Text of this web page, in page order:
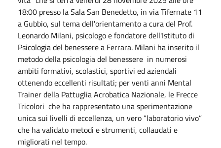
18:00 presso la Sala San Benedetto, in via Tifernate 11
a Gubbio, sul tema dell'orientamento a cura del Prof.
Leonardo Milani, psicologo e fondatore dell'Istituto di
Psicologia del benessere a Ferrara. Milani ha inserito il
metodo della psicologia del benessere in numerosi
ambiti formativi, scolastici, sportivi ed aziendali
ottenendo eccellenti risultati; per venti anni Mental
Trainer della Pattuglia Acrobatica Nazionale, le Frecce
Tricolori che ha rappresentato una sperimentazione
unica sui livelli di eccellenza, un vero “laboratorio vivo”
che ha validato metodi e strumenti, collaudati e
migliorati nel tempo.